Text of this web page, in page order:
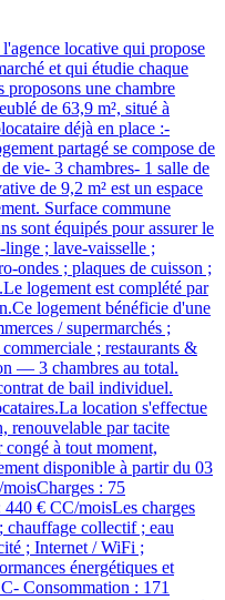
locative qui propose
et qui étudie chaque
proposons une chambre
de 63,9 m², situé à
déjà en place :-
partagé se compose de
vie- 3 chambres- 1 salle de
de 9,2 m² est un espace
Surface commune
sont équipés pour assurer le
; lave-vaisselle ;
ondes ; plaques de cuisson ;
logement est complété par
logement bénéficie d'une
/ supermarchés ;
; restaurants &
— 3 chambres au total.
de bail individuel.
location s'effectue
renouvelable par tacite
à tout moment,
disponible à partir du 03
: 75
€ CC/moisLes charges
chauffage collectif ; eau
; Internet / WiFi ;
énergétiques et
Consommation : 171